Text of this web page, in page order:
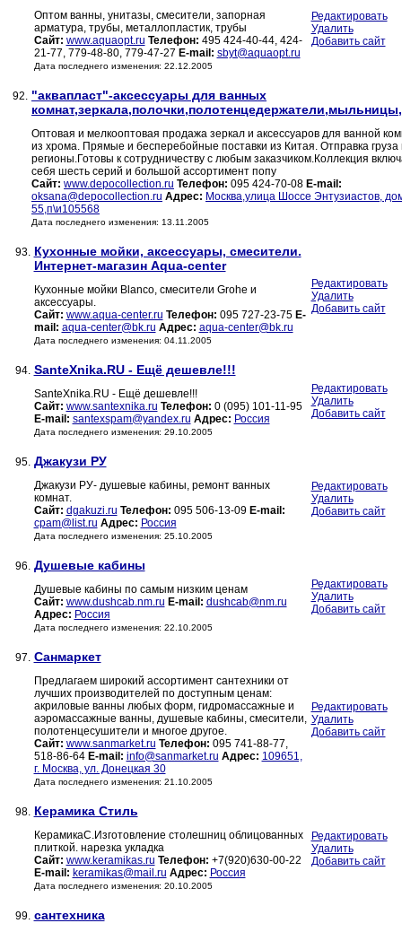
Оптом ванны, унитазы, смесители, запорная
арматура, трубы, металлопластик, трубы
Сайт: www.aquaopt.ru Телефон: 495 424-40-44, 424-
21-77, 779-48-80, 779-47-27 E-mail: sbyt@aquaopt.ru
Дата последнего изменения: 22.12.2005
Редактировать
Удалить
Добавить сайт
92. "аквапласт"-аксессуары для ванных
Оптовая и мелкооптовая продажа зеркал и аксессуаров для ванной
из хрома. Прямые и бесперебойные поставки из Китая. Отправка груза
регионы.Готовы к сотрудничеству с любым заказчиком.Коллекция
себя шесть серий и большой ассортимент попу
Сайт: www.depocollection.ru Телефон: 095 424-70-08 E-mail:
oksana@depocollection.ru Адрес: Москва,улица Шоссе Энтузиастов,
55,п\и105568
Дата последнего изменения: 13.11.2005
93. Кухонные мойки, аксессуары, смесители.
Интернет-магазин Aqua-center
Кухонные мойки Blanco, cмесители Grohe и
аксессуары.
Сайт: www.aqua-center.ru Телефон: 095 727-23-75 E-
mail: aqua-center@bk.ru Адрес: aqua-center@bk.ru
Дата последнего изменения: 04.11.2005
Редактировать
Удалить
Добавить сайт
94. SanteXnika.RU - Ещё дешевле!!!
SanteXnika.RU - Ещё дешевле!!!
Сайт: www.santexnika.ru Телефон: 0 (095) 101-11-95
E-mail: santexspam@yandex.ru Адрес: Россия
Дата последнего изменения: 29.10.2005
Редактировать
Удалить
Добавить сайт
95. Джакузи РУ
Джакузи РУ- душевые кабины, ремонт ванных
комнат.
Сайт: dgakuzi.ru Телефон: 095 506-13-09 E-mail:
cpam@list.ru Адрес: Россия
Дата последнего изменения: 25.10.2005
Редактировать
Удалить
Добавить сайт
96. Душевые кабины
Душевые кабины по самым низким ценам
Сайт: www.dushcab.nm.ru E-mail: dushcab@nm.ru
Адрес: Россия
Дата последнего изменения: 22.10.2005
Редактировать
Удалить
Добавить сайт
97. Санмаркет
Предлагаем широкий ассортимент сантехники от
лучших производителей по доступным ценам:
акриловые ванны любых форм, гидромассажные и
аэромассажные ванны, душевые кабины, смесители,
полотенцесушители и многое другое.
Сайт: www.sanmarket.ru Телефон: 095 741-88-77,
518-86-64 E-mail: info@sanmarket.ru Адрес: 109651,
г. Москва, ул. Донецкая 30
Дата последнего изменения: 21.10.2005
Редактировать
Удалить
Добавить сайт
98. Керамика Стиль
КерамикаС.Изготовление столешниц облицованных
плиткой. нарезка укладка
Сайт: www.keramikas.ru Телефон: +7(920)630-00-22
E-mail: keramikas@mail.ru Адрес: Россия
Дата последнего изменения: 20.10.2005
Редактировать
Удалить
Добавить сайт
99. сантехника